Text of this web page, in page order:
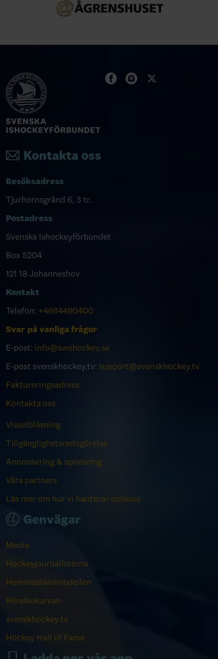
Kontakta oss
Besöksadress
Tjurhornsgränd 6, 3 tr.
Postadress
Svenska Ishockeyförbundet
Box 5204
121 18 Johanneshov
Kontakt
Telefon: +4684490400
Svar på vanliga frågor
E-post: info@swehockey.se
E-post svenskhockey.tv: support@svenskhockey.tv
Faktureringsadress
Kontakta oss
Visselblåsning
Tillgänglighetsredogörelse
Annonsering & sponsring
Våra partners
Läs mer om hur vi hanterar cookies
Genvägar
Media
Hockeyjournalisterna
Hemmaplansmodellen
Rörelsekurvan
svenskhockey.tv
Hockey Hall of Fame